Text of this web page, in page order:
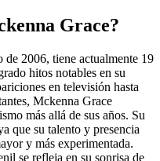
Grace?
2006, tiene actualmente 19
hitos notables en su
en televisión hasta
Mckenna Grace
más allá de sus años. Su
que su talento y presencia
y más experimentada.
se refleja en su sonrisa de